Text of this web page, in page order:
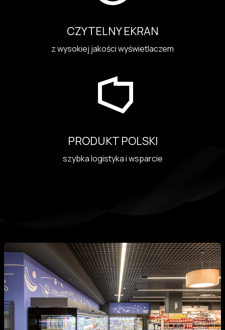
CZYTELNY EKRAN
z wysokiej jakości wyświetlaczem
PRODUKT POLSKI
szybka logistyka i wsparcie